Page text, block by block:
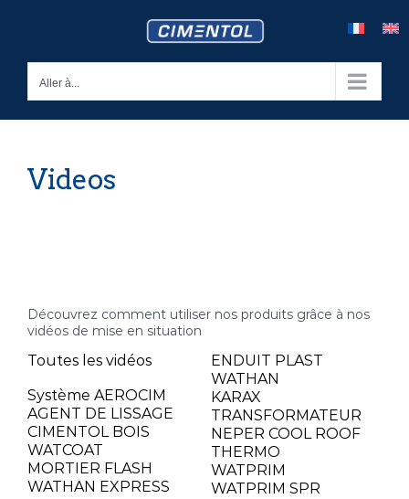
Aller à...
Videos
Découvrez comment utiliser nos produits grâce à nos
vidéos de mise en situation
Toutes les vidéos
Système AEROCIM
AGENT DE LISSAGE
CIMENTOL BOIS
WATCOAT
MORTIER FLASH
WATHAN EXPRESS
ENDUIT PLAST
WATHAN
KARAX
TRANSFORMATEUR
NEPER COOL ROOF
THERMO
WATPRIM
WATPRIM SPR